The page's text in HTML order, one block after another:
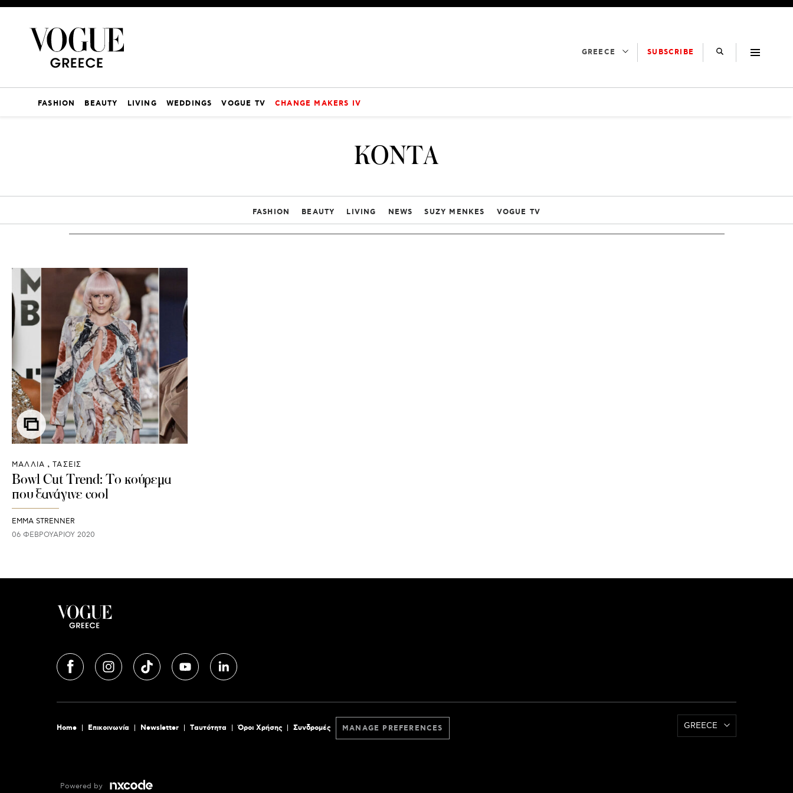
GREECE SUBSCRIBE
FASHION BEAUTY LIVING WEDDINGS VOGUE TV CHANGE MAKERS IV
ΚΟΝΤΑ
FASHION BEAUTY LIVING NEWS SUZY MENKES VOGUE TV
ΜΑΛΛΙΑ ΤΑΣΕΙΣ
Βowl Cut Trend: Το κούρεμα
που ξανάγινε cool
EMMA STRENNER
06 ΦΕΒΡΟΥΑΡΊΟΥ 2020
Home Επικοινωνία Newsletter Tαυτότητα Όροι Χρήσης Συνδρομές MANAGE PREFERENCES GREECE
Powered by